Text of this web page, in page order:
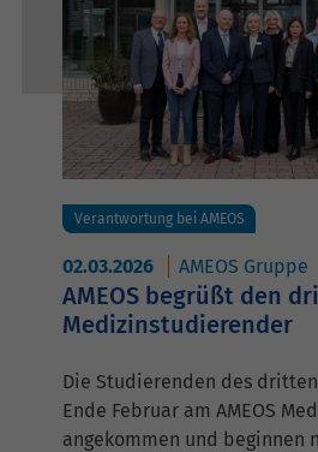
Verantwortung bei AMEOS
02.03.2026 AMEOS Gruppe
AMEOS begrüßt den
Medizinstudierender
Die Studierenden des dritten
Ende Februar am AMEOS
angekommen und beginnen